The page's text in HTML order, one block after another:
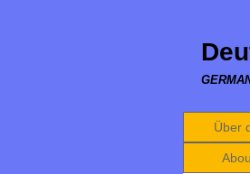
Über